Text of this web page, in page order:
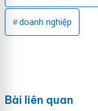
doanh nghiệp
Bài liên quan